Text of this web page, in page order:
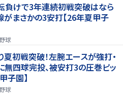
負けで3年連続初戦突破はなら
まさかの3安打【26年夏甲子
野球
初戦突破！左腕エースが強打・
四球完投、被安打3の圧巻ピッ
子園】
野球